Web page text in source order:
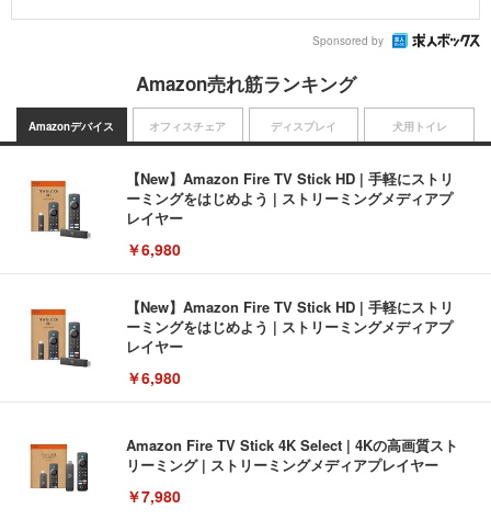
Sponsored by
Amazon売れ筋ランキング
Amazonデバイス
【New】Amazon Fire TV Stick HD | 手軽にストリ
ーミングをはじめよう | ストリーミングメディアプ
レイヤー
￥6,980
【New】Amazon Fire TV Stick HD | 手軽にストリ
ーミングをはじめよう | ストリーミングメディアプ
レイヤー
￥6,980
Amazon Fire TV Stick 4K Select | 4Kの高画質スト
リーミング | ストリーミングメディアプレイヤー
￥7,980
オフィスチェア ディスプレイ 犬用トイレ